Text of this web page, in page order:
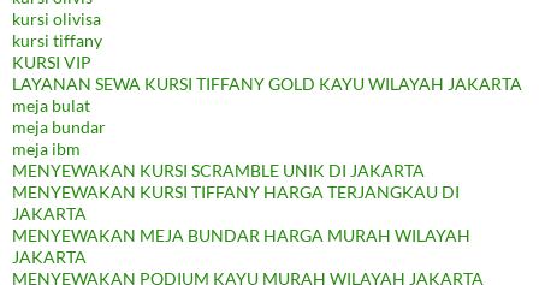
kursi olivisa
kursi tiffany
KURSI VIP
LAYANAN SEWA KURSI TIFFANY GOLD KAYU WILAYAH JAKARTA
meja bulat
meja bundar
meja ibm
MENYEWAKAN KURSI SCRAMBLE UNIK DI JAKARTA
MENYEWAKAN KURSI TIFFANY HARGA TERJANGKAU DI
JAKARTA
MENYEWAKAN MEJA BUNDAR HARGA MURAH WILAYAH
JAKARTA
MENYEWAKAN PODIUM KAYU MURAH WILAYAH JAKARTA